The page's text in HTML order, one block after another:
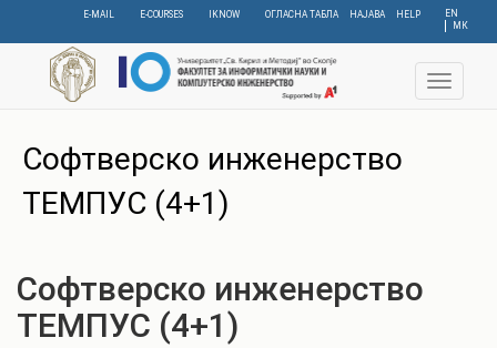
content
EN
МК
E-MAIL E-COURSES IKNOW ОГЛАСНА ТАБЛА НАЈАВА HELP
Toggle
Софтверско инженерство
ТЕМПУС (4+1)
Софтверско инженерство
ТЕМПУС (4+1)